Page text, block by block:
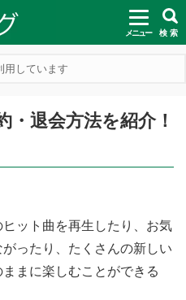
メニュー 検 索
用しています
退会方法を紹介！
ット曲を再生したり、お気
ったり、たくさんの新しい
まに楽しむことができる